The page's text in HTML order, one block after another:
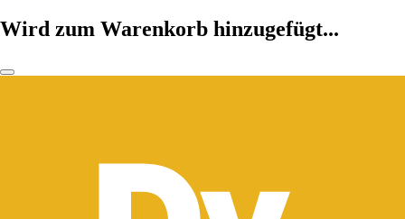
Wird zum Warenkorb hinzugefügt...